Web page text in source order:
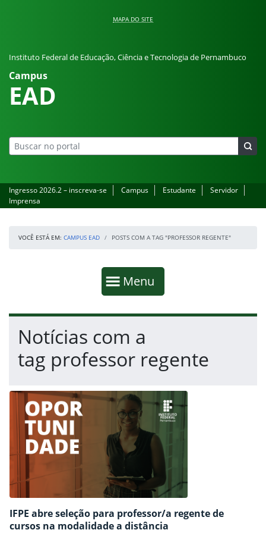
MAPA DO SITE
Instituto Federal de Educação, Ciência e Tecnologia de Pernambuco
Campus
EAD
Ingresso 2026.2 – inscreva-se Campus Estudante
Servidor
Imprensa
VOCÊ ESTÁ EM: CAMPUS EAD POSTS COM A TAG "PROFESSOR REGENTE"
Mostrar
Menu
Fim da navegação
Início do conteúdo
Notícias com a
tag professor regente
IFPE abre seleção para professor/a regente de
cursos na modalidade a distância